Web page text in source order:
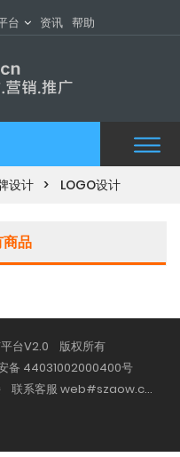
台 资讯 帮助
设计 LOGO设计
品
台V2.0 版权所有
备 44031002000400号
联系客服 web#szaow.com